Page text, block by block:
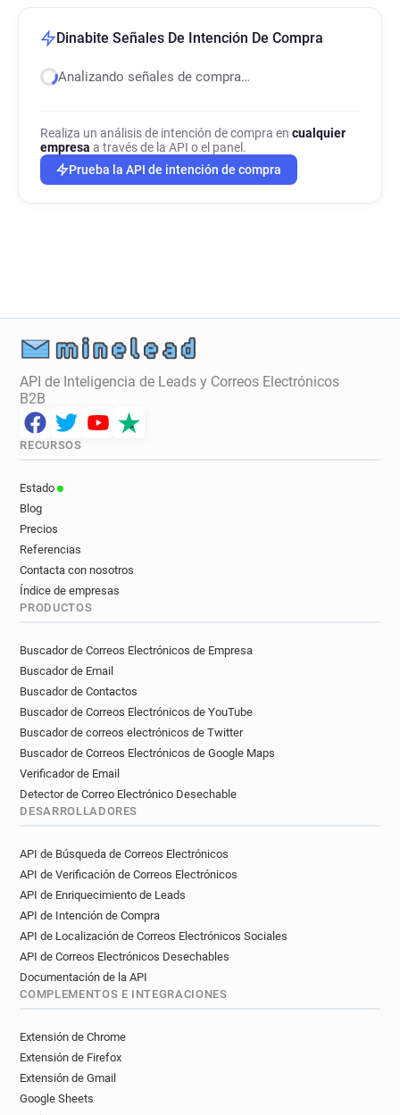
Dinabite Señales De Intención De Compra
Analizando señales de compra…
Realiza un análisis de intención de compra en cualquier
empresa a través de la API o el panel.
Prueba la API de intención de compra
API de Inteligencia de Leads y Correos Electrónicos
B2B
RECURSOS
Estado
Blog
Precios
Referencias
Contacta con nosotros
Índice de empresas
PRODUCTOS
Buscador de Correos Electrónicos de Empresa
Buscador de Email
Buscador de Contactos
Buscador de Correos Electrónicos de YouTube
Buscador de correos electrónicos de Twitter
Buscador de Correos Electrónicos de Google Maps
Verificador de Email
Detector de Correo Electrónico Desechable
DESARROLLADORES
API de Búsqueda de Correos Electrónicos
API de Verificación de Correos Electrónicos
API de Enriquecimiento de Leads
API de Intención de Compra
API de Localización de Correos Electrónicos Sociales
API de Correos Electrónicos Desechables
Documentación de la API
COMPLEMENTOS E INTEGRACIONES
Extensión de Chrome
Extensión de Firefox
Extensión de Gmail
Google Sheets